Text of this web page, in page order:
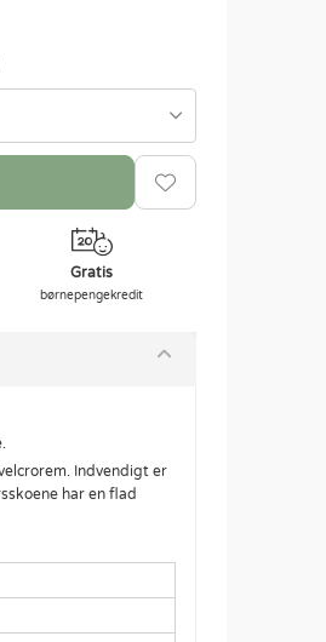
Gratis
børnepengekredit
Indvendigt er
har en flad